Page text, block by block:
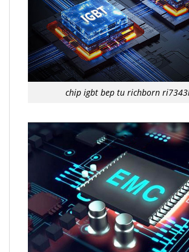
chip igbt bep tu richborn